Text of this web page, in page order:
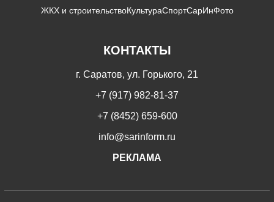
ЖКХ и строительствоКультураСпортСарИнФото
КОНТАКТЫ
г. Саратов, ул. Горького, 21
+7 (917) 982-81-37
+7 (8452) 659-600
info@sarinform.ru
РЕКЛАМА